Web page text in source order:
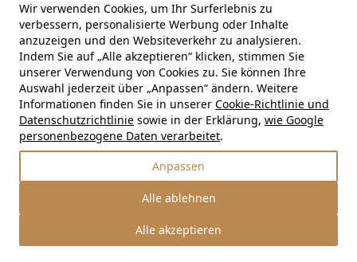
Wir verwenden Cookies, um Ihr Surferlebnis zu
verbessern, personalisierte Werbung oder Inhalte
anzuzeigen und den Websiteverkehr zu analysieren.
Indem Sie auf „Alle akzeptieren“ klicken, stimmen Sie
unserer Verwendung von Cookies zu. Sie können Ihre
Auswahl jederzeit über „Anpassen“ ändern. Weitere
Informationen finden Sie in unserer Cookie-Richtlinie und
Datenschutzrichtlinie sowie in der Erklärung, wie Google
personenbezogene Daten verarbeitet.
Anpassen
Alle ablehnen
Alle akzeptieren